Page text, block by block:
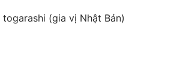
(gia vị Nhật Bản)